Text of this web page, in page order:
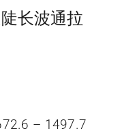
长波通拉
– 1497.7